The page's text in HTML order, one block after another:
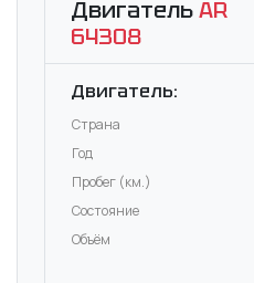
ДвигательAR
64308
Двигатель:
Страна
Год
Пробег (км.)
Состояние
Объём